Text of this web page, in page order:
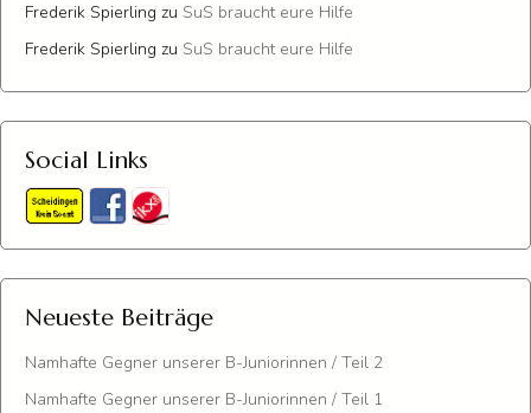
Frederik Spierling zu SuS braucht eure Hilfe
Frederik Spierling zu SuS braucht eure Hilfe
Social Links
Neueste Beiträge
Namhafte Gegner unserer B-Juniorinnen / Teil 2
Namhafte Gegner unserer B-Juniorinnen / Teil 1